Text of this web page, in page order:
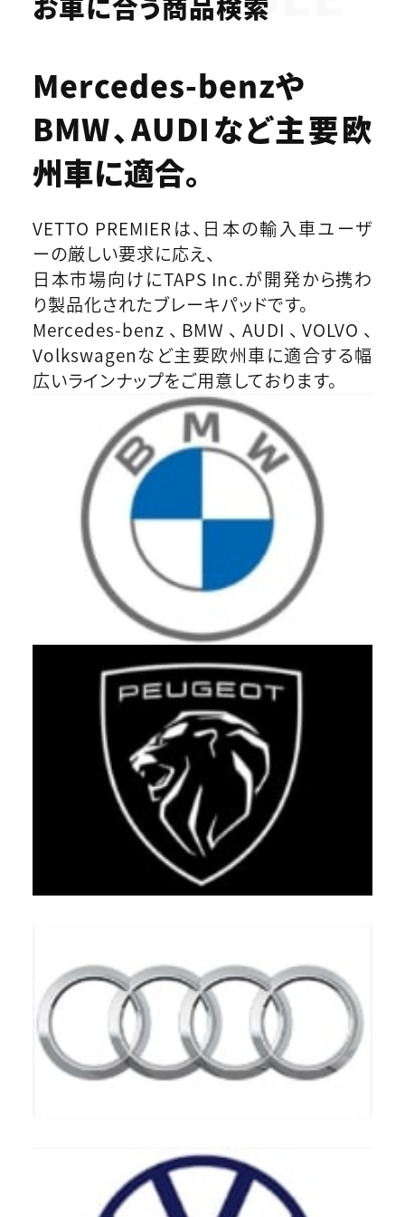
Mercedes-benzや
BMW、AUDIなど主要欧
州車に適合。
VETTO PREMIERは、日本の輸入車ユーザ
ーの厳しい要求に応え、
日本市場向けにTAPS Inc.が開発から携わ
り製品化されたブレーキパッドです。
Mercedes-benz、BMW、AUDI、VOLVO、
Volkswagenなど主要欧州車に適合する幅
広いラインナップをご用意しております。